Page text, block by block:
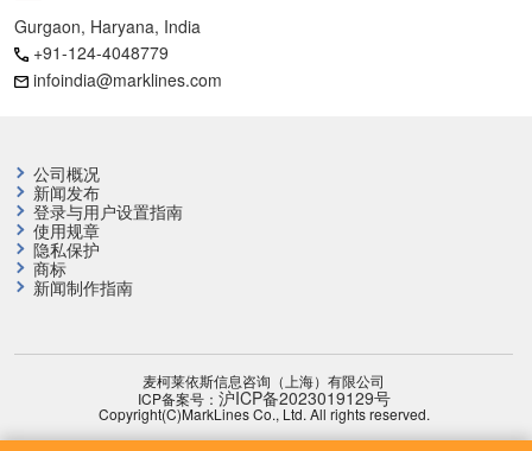
Gurgaon, Haryana, India
+91-124-4048779
infoindia@marklines.com
公司概况
新闻发布
登录与用户设置指南
使用规章
隐私保护
商标
新闻制作指南
麦柯莱依斯信息咨询（上海）有限公司
ICP备案号： 沪ICP备2023019129号
Copyright(C)MarkLines Co., Ltd. All rights reserved.